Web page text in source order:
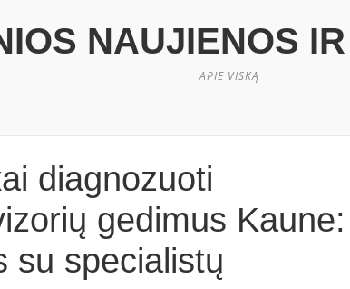
NAUJIENOS
APIE VISKĄ
diagnozuoti
gedimus Kaune:
su specialistų